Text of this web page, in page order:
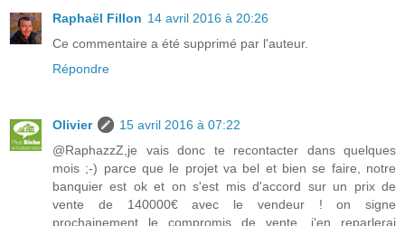
Raphaël Fillon 14 avril 2016 à 20:26
Ce commentaire a été supprimé par l'auteur.
Répondre
Olivier
15 avril 2016 à 07:22
@RaphazzZ,je vais donc te recontacter dans quelques
mois ;-) parce que le projet va bel et bien se faire, notre
banquier est ok et on s'est mis d'accord sur un prix de
vente de 140000€ avec le vendeur ! on signe
prochainement le compromis de vente, j'en reparlerai